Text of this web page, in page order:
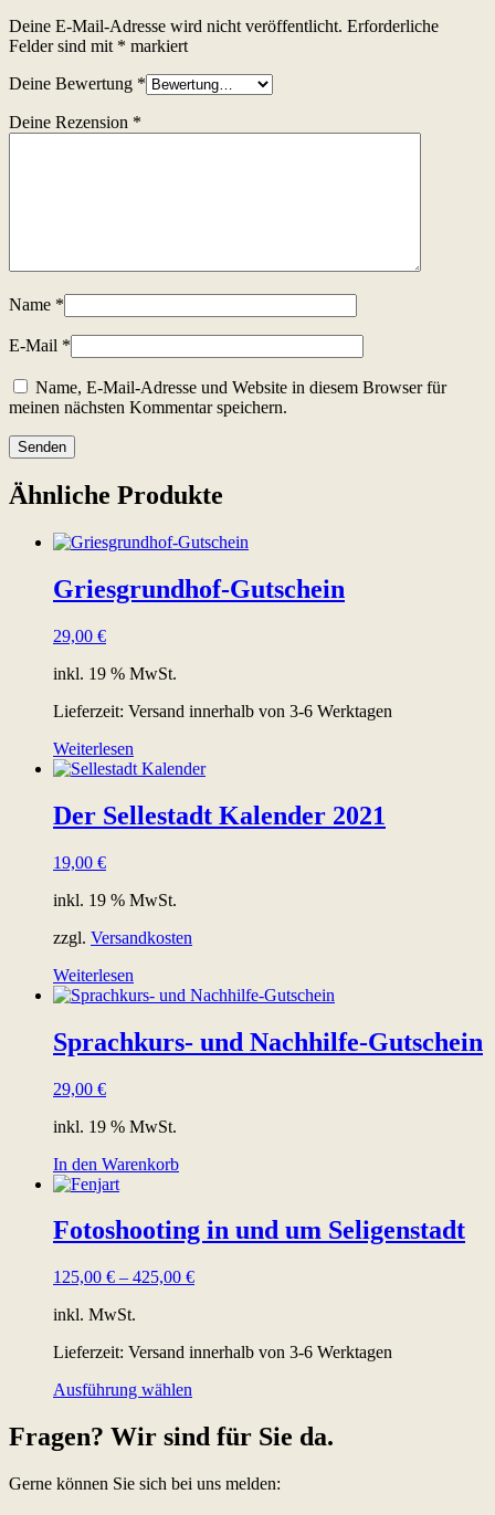
Deine E-Mail-Adresse wird nicht veröffentlicht. Erforderliche
Felder sind mit * markiert
Deine Bewertung *
Deine Rezension *
Name *
E-Mail *
Name, E-Mail-Adresse und Website in diesem Browser für
meinen nächsten Kommentar speichern.
Ähnliche Produkte
Griesgrundhof-Gutschein
29,00 €
inkl. 19 % MwSt.
Lieferzeit: Versand innerhalb von 3-6 Werktagen
Weiterlesen
Der Sellestadt Kalender 2021
19,00 €
inkl. 19 % MwSt.
zzgl. Versandkosten
Weiterlesen
Sprachkurs- und Nachhilfe-Gutschein
29,00 €
inkl. 19 % MwSt.
In den Warenkorb
Fotoshooting in und um Seligenstadt
125,00 € – 425,00 €
inkl. MwSt.
Lieferzeit: Versand innerhalb von 3-6 Werktagen
Ausführung wählen
weist
mehrere
auf.
Fragen? Wir sind für Sie da.
Gerne können Sie sich bei uns melden: